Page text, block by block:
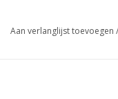
Aan verlanglijst toevoegen /